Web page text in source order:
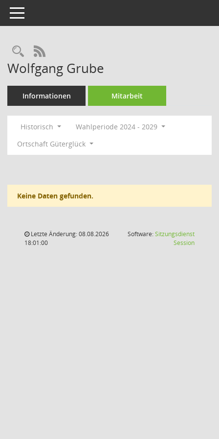
Toggle navigation
Rechercheauswahl
RSS-Feed
Wolfgang Grube
Informationen Mitarbeit
Historisch
Wahlperiode 2024 - 2029
Ortschaft Güterglück
Keine Daten gefunden.
Letzte Änderung: 08.08.2026
18:01:00
Software:Sitzungsdienst
Session(Wird in